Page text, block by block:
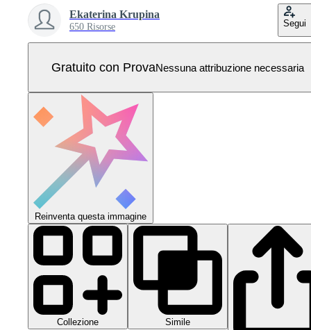
Ekaterina Krupina
650 Risorse Segui
Gratuito con ProvaNessuna attribuzione necessaria
Reinventa questa immagine
Collezione Simile